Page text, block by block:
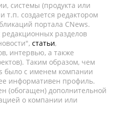
системы (продукта или
т.п. создается редактором
портала CNews.
разделов
статьи,
интервью, а также
Таким образом, чем
было с именем компании
информативен профиль.
(обогащен) дополнительной
о компании или